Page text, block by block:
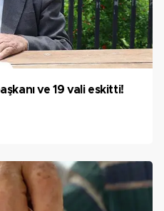
ve 19 vali eskitti!